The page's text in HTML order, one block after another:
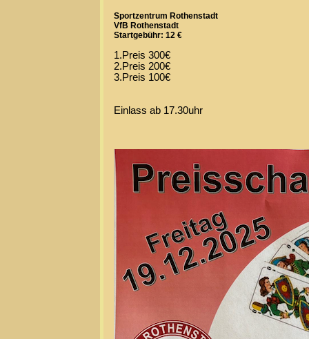
Sportzentrum Rothenstadt
VfB Rothenstadt
Startgebühr: 12 €
1.Preis 300€
2.Preis 200€
3.Preis 100€
Einlass ab 17.30uhr